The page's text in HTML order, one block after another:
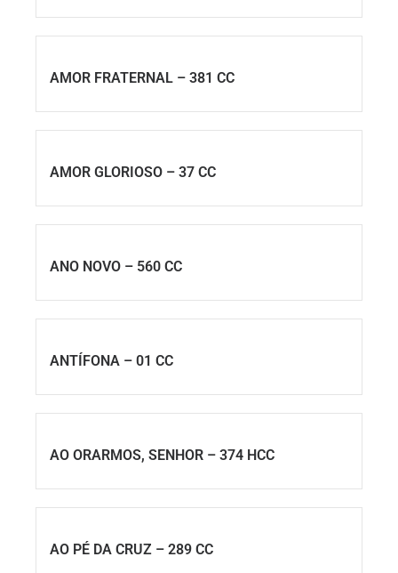
AMOR FRATERNAL – 381 CC
AMOR GLORIOSO – 37 CC
ANO NOVO – 560 CC
ANTÍFONA – 01 CC
AO ORARMOS, SENHOR – 374 HCC
AO PÉ DA CRUZ – 289 CC